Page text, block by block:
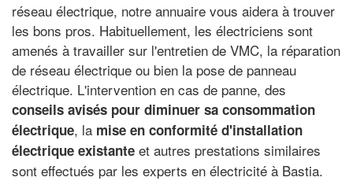
réseau électrique, notre annuaire vous aidera à trouver
les bons pros. Habituellement, les électriciens sont
amenés à travailler sur l'entretien de VMC, la réparation
de réseau électrique ou bien la pose de panneau
électrique. L'intervention en cas de panne, des
conseils avisés pour diminuer sa consommation
électrique, la mise en conformité d'installation
électrique existante et autres prestations similaires
sont effectués par les experts en électricité à Bastia.